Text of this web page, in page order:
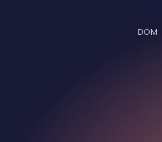
DOM